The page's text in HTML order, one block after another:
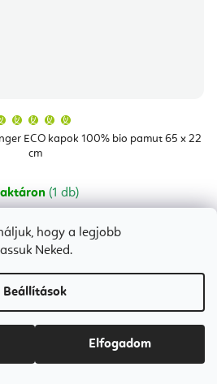
hogy a legjobb
Neked.
Beállítások
Elfogadom
ECO kapok 100% bio pamut 65 x 22
cm
átlagos
értékelése
csillag.
(1 db)